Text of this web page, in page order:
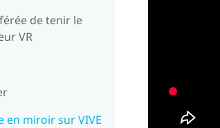
de tenir le
VR
en miroir sur VIVE